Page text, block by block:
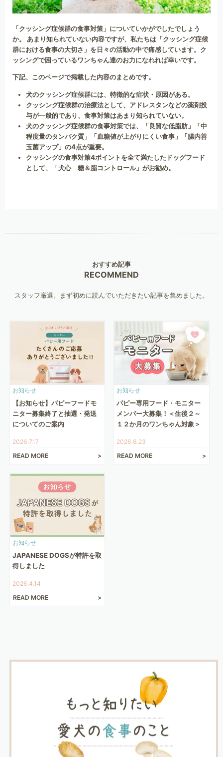
「クッシング症候群の食事対策 」についていかがでしたでしょう
か。 あまり知られていない内容ですが、私たちは「クッシング症候
群における食事の大切さ」を日々の活動の中で痛感しています。ク
ッシングで困っているワンちゃん達のお力になれれば幸いです。
下記、このページで掲載した内容のまとめです。
犬のクッシング症候群には、特徴的な症状・原因がある。
クッシング症候群の治療法として、アドレスタンなどの薬剤投
与が一般的であり、食事対策はあまり知られていない。
犬のクッシング症候群の食事対策では、「良質な低脂肪」「中
程度量のタンパク質」「血糖値が上がりにくい食事」「腸内善
玉菌アップ」の4点が重要。
クッシングの食事対策4ポイントを全て満たしたドッグフード
として、「犬心 糖＆脂コントロール」がお勧め。
おすすめ記事
RECOMMEND
スタッフ厳選。まず初めに読んでいただきたい記事を集めました。
お知らせ
【お知らせ】パピーフードモ
ニター募集終了と抽選・発送
についてのご案内
2026.7.17
READ MORE
お知らせ
パピー専用フード・モニター
メンバー大募集！＜生後２～
１２か月のワンちゃん対象＞
2026.6.23
READ MORE
お知らせ
JAPANESE DOGSが特許を取
得しました
2026.4.14
READ MORE